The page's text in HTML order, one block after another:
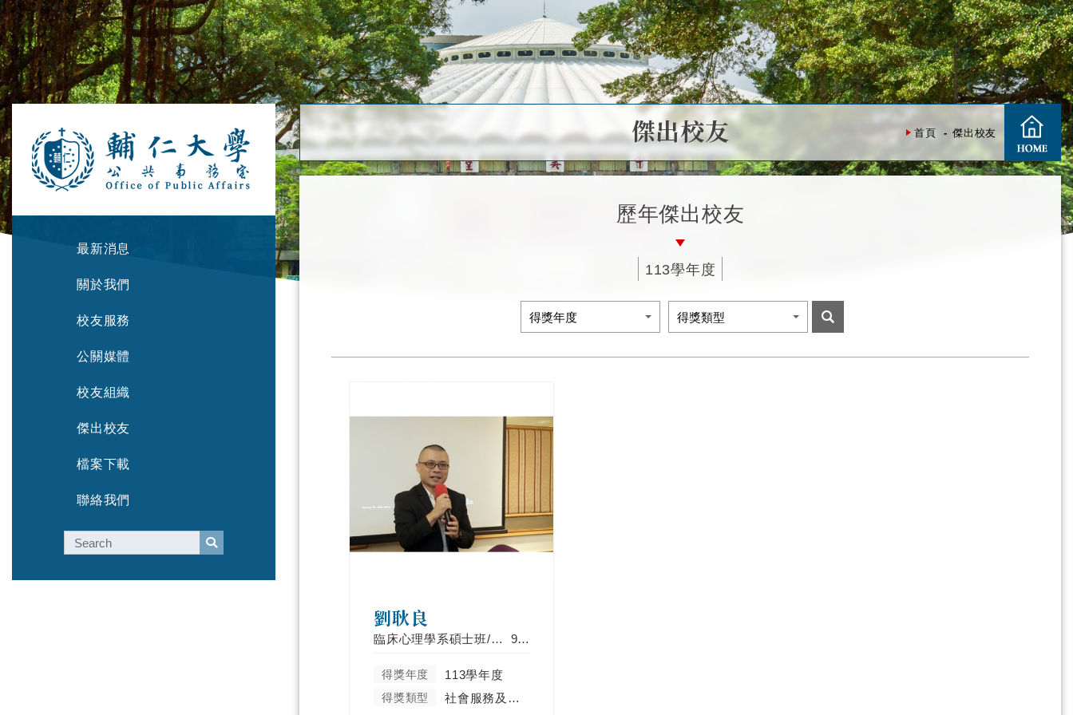
最新消息
關於我們
校友服務
公關媒體
校友組織
傑出校友
檔案下載
聯絡我們
首頁 傑出校友
傑出校友
歷年傑出校友
113學年度
劉耿良
臨床心理學系碩士班/心理復健學系 99年
得獎年度 113學年度
得獎類型 社會服務及彰顯天主教精神類